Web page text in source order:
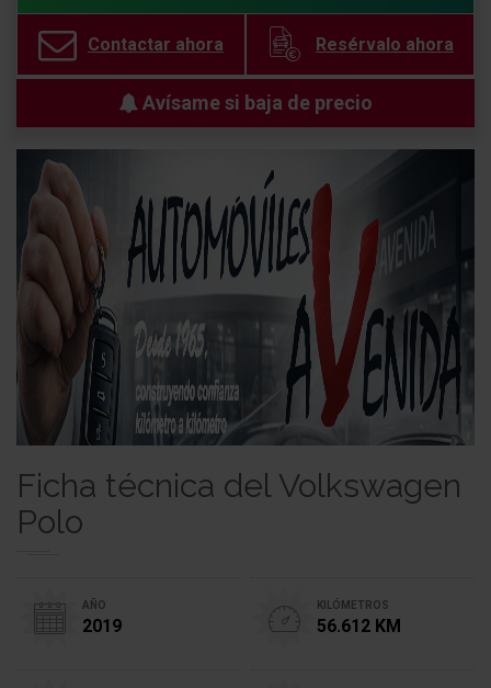
Ficha técnica del Volkswagen
Polo
AÑO
2019
KILÓMETROS
56.612 KM
Contactar ahora Resérvalo ahora
Avísame si baja de precio